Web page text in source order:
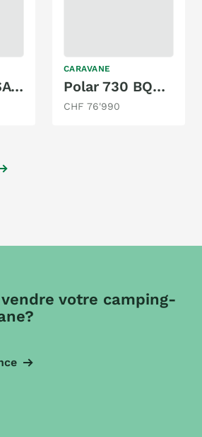
Polar 680 BSA BLACKLINE M25
CARAVANE
Polar 730 BQDA Blackline
CHF 76'990
votre camping-